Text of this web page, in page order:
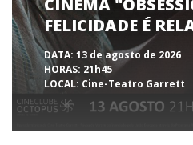
FELICIDADE É
DATA: 13 de agosto de 2026
HORAS: 21h45
LOCAL: Cine-Teatro Garrett